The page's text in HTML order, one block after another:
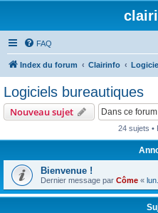
FAQ
Index du forum Clairinfo
Logiciels bureautiques
Nouveau sujet
24 sujets •
Bienvenue !
Dernier message par Côme «